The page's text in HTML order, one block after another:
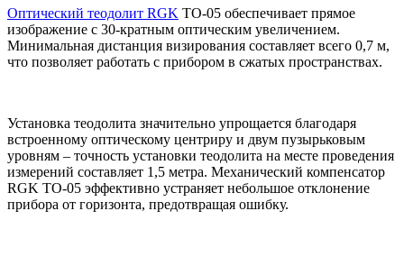
Оптический теодолит RGK TO-05 обеспечивает прямое
изображение с 30-кратным оптическим увеличением.
Минимальная дистанция визирования составляет всего 0,7 м,
что позволяет работать с прибором в сжатых пространствах.
Установка теодолита значительно упрощается благодаря
встроенному оптическому центриру и двум пузырьковым
уровням – точность установки теодолита на месте проведения
измерений составляет 1,5 метра. Механический компенсатор
RGK TO-05 эффективно устраняет небольшое отклонение
прибора от горизонта, предотвращая ошибку.